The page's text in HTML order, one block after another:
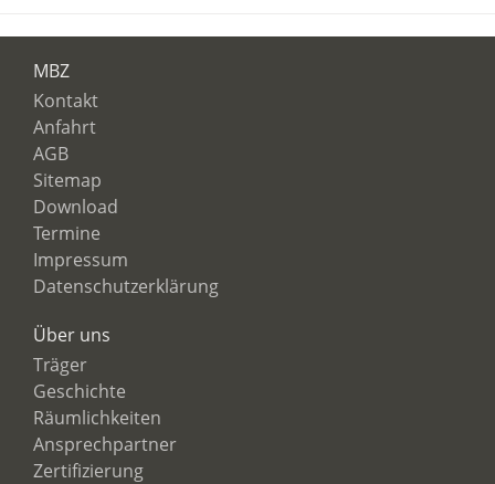
MBZ
Kontakt
Anfahrt
AGB
Sitemap
Download
Termine
Impressum
Datenschutzerklärung
Über uns
Träger
Geschichte
Räumlichkeiten
Ansprechpartner
Zertifizierung